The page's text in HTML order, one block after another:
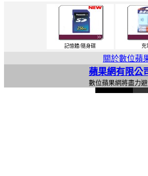
記憶體/隨身碟 充
關於數位蘋
蘋果網有限公
數位蘋果網將盡力